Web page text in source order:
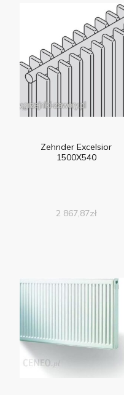
Zehnder Excelsior
1500X540
2 867,87zł